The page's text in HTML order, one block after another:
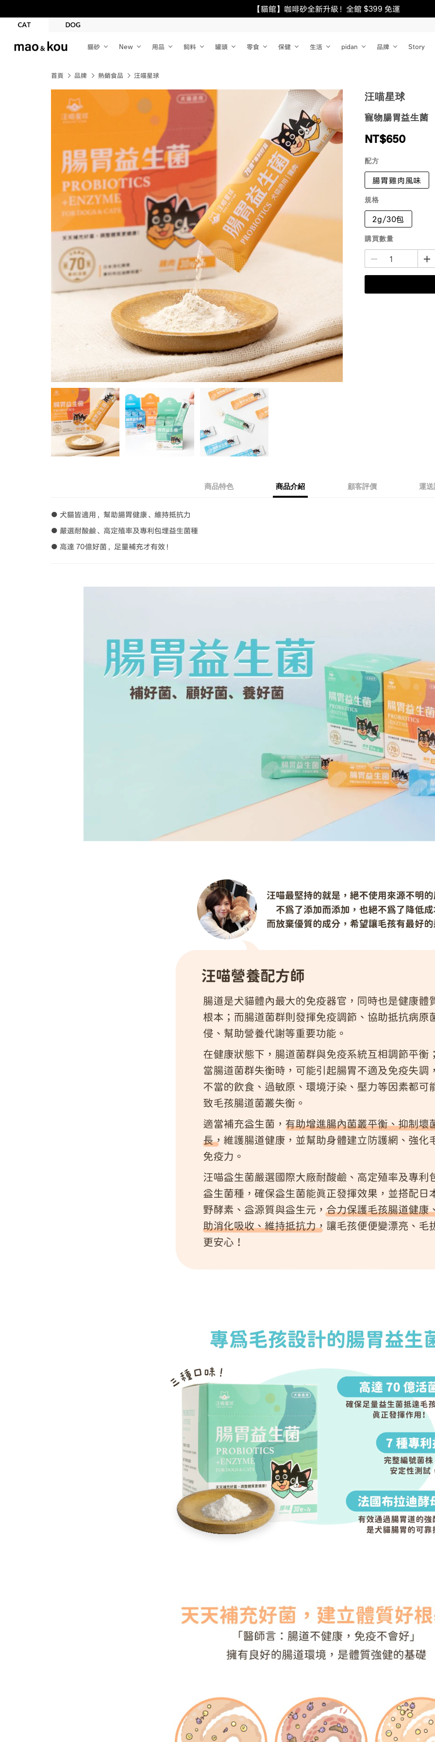
【貓館】咖啡砂全新升級！全館 $399 免運
貓砂 New 用品 飼料 罐頭 零食 保健 生活 pidan 品牌 Story
首頁 品牌 熱銷食品 汪喵星球
汪喵星球
寵物腸胃益生菌
NT$650
配方
腸胃雞肉風味
規格
2g/30包
購買數量
商品特色 商品介紹 顧客評價 運
● 犬貓皆適用，幫助腸胃健康、維持抵抗力
● 嚴選耐酸鹼、高定殖率及專利包埋益生菌種
● 高達 70億好菌，足量補充才有效！